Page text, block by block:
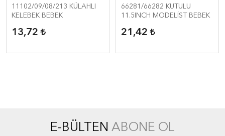
11102/09/08/213 KÜLAHLI
KELEBEK BEBEK
13,72
BEBEK
66281/66282 KUTULU
11.5INCH MODELİST BEBEK
21,42
E-BÜLTEN ABONE OL